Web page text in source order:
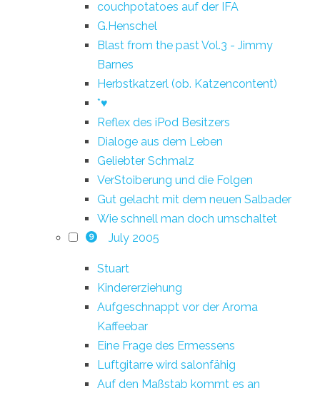
couchpotatoes auf der IFA
G.Henschel
Blast from the past Vol.3 - Jimmy
Barnes
Herbstkatzerl (ob. Katzencontent)
*♥
Reflex des iPod Besitzers
Dialoge aus dem Leben
Geliebter Schmalz
VerStoiberung und die Folgen
Gut gelacht mit dem neuen Salbader
Wie schnell man doch umschaltet
9 July 2005
Stuart
Kindererziehung
Aufgeschnappt vor der Aroma
Kaffeebar
Eine Frage des Ermessens
Luftgitarre wird salonfähig
Auf den Maßstab kommt es an